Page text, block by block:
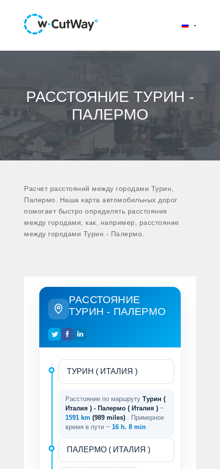
РАССТОЯНИЕ ТУРИН -
ПАЛЕРМО
Расчет расстояний между городами Турин,
Палермо. Наша карта автомобильных дорог
помогает быстро определять расстояния
между городами, как, например, расстояние
между городами Турин - Палермо.
РАССТОЯНИЕ
ТУРИН - ПАЛЕРМО
Расстояние по маршруту Турин (
Италия ) - Палермо ( Италия ) ~
1591 km (989 miles)
. Примерное
время в пути ~ 16 h. 8 min